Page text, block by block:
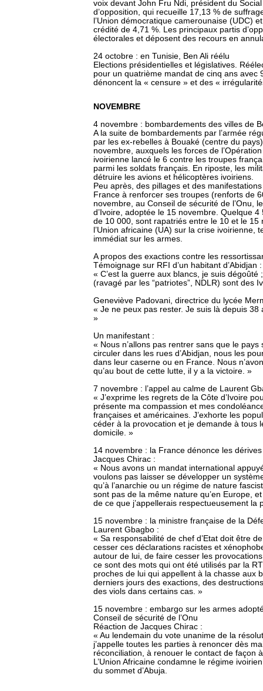
voix devant John Fru Ndi, président du
d’opposition, qui recueille 17,13 % de
l’Union démocratique camerounaise (UDC)
crédité de 4,71 %. Les principaux partis
électorales et déposent des recours en
24 octobre : en Tunisie, Ben Ali réélu
Elections présidentielles et législatives.
pour un quatrième mandat de cinq ans avec
dénoncent la « censure » et des «
NOVEMBRE
4 novembre : bombardements des villes de
A la suite de bombardements par l’armée
par les ex-rebelles à Bouaké (centre du
novembre, auxquels les forces de
ivoirienne lancé le 6 contre les troupes
parmi les soldats français. En riposte, les
détruire les avions et hélicoptères ivoiriens.
Peu après, des pillages et des
France à renforcer ses troupes (renforts de
novembre, au Conseil de sécurité de l’Onu,
d’Ivoire, adoptée le 15 novembre. Quelque
de 10 000, sont rapatriés entre le 10 et le
l’Union africaine (UA) sur la crise ivoirienne,
immédiat sur les armes.
A propos des exactions contre les
Témoignage sur RFI d’un habitant d’Abidjan :
« C’est la guerre aux blancs, je suis
(ravagé par les “patriotes”, NDLR) sont des
Geneviève Padovani, directrice du lycée
« Je ne peux pas rester. Je suis là depuis
»
Un manifestant :
« Nous n’allons pas rentrer sans que le
circuler dans les rues d’Abidjan, nous les
dans leur caserne ou en France. Nous
qu’au bout de cette lutte, il y a la victoire. »
7 novembre : l’appel au calme de Laurent
« J’exprime les regrets de la Côte d’Ivoire
présente ma compassion et mes
françaises et américaines. J’exhorte les
céder à la provocation et je demande à tous
domicile. »
14 novembre : la France dénonce les
Jacques Chirac :
« Nous avons un mandat international
voulons pas laisser se développer un
qu’à l’anarchie ou un régime de nature
sont pas de la même nature qu’en Europe,
de ce que j’appellerais respectueusement la
15 novembre : la ministre française de la
Laurent Gbagbo :
« Sa responsabilité de chef d’Etat doit être
cesser ces déclarations racistes et
autour de lui, de faire cesser les
ce sont des mots qui ont été utilisés par la
proches de lui qui appellent à la chasse aux
derniers jours des exactions, des
des viols dans certains cas. »
15 novembre : embargo sur les armes
Conseil de sécurité de l’Onu
Réaction de Jacques Chirac :
« Au lendemain du vote unanime de la
j’appelle toutes les parties à renoncer dès
réconciliation, à renouer le contact de façon
L’Union Africaine condamne le régime
du sommet d’Abuja.